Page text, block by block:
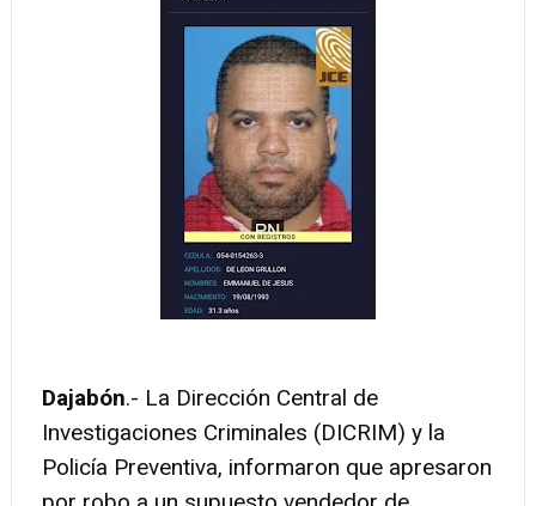
Dajabón.- La Dirección Central de
Investigaciones Criminales (DICRIM) y la
Policía Preventiva, informaron que apresaron